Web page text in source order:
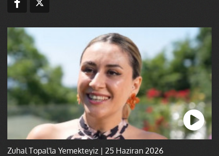
Zuhal Topal'la Yemekteyiz | 25 Haziran 2026